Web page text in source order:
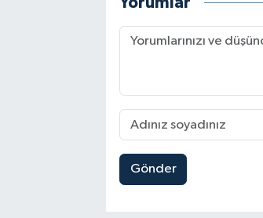
Gönder